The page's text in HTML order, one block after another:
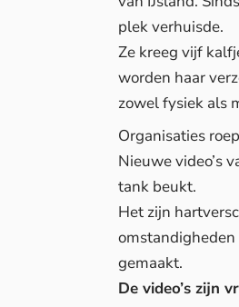
plek verhuisde.
Ze kreeg vijf
worden haar
zowel fysiek als
Organisaties
Nieuwe video’s
tank beukt.
Het zijn
gemaakt.
De video’s zijn